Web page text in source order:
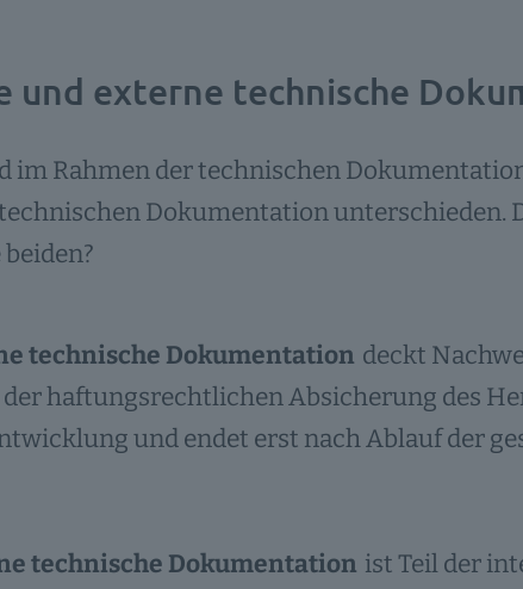
und externe technische
im Rahmen der technischen
Dokumentation unterschieden.
technische Dokumentation deckt
haftungsrechtlichen Absicherung des
und endet erst nach Ablauf der
technische Dokumentation ist Teil der